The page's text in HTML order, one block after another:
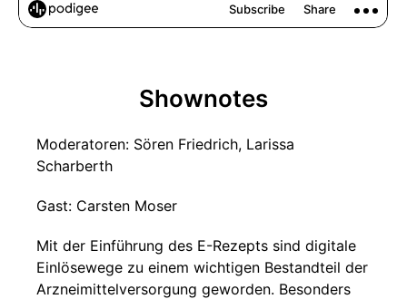
Shownotes
Moderatoren: Sören Friedrich, Larissa
Scharberth
Gast: Carsten Moser
Mit der Einführung des E-Rezepts sind digitale
Einlösewege zu einem wichtigen Bestandteil der
Arzneimittelversorgung geworden. Besonders